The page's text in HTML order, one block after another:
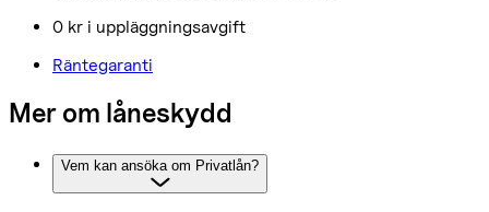
0 kr i uppläggningsavgift
Räntegaranti
Mer om låneskydd
Vem kan ansöka om Privatlån?